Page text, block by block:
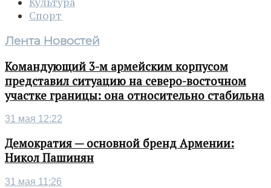
Спорт
Лента Новостей
Командующий 3-м армейским корпусом
представил ситуацию на северо-восточном
участке границы: она относительно стабильна
31 мая 12:22
Демократия — основной бренд Армении:
Никол Пашинян
31 мая 11:26